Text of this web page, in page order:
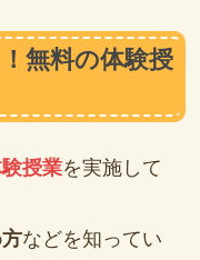
無料の体験授
授業を実施して
などを知ってい